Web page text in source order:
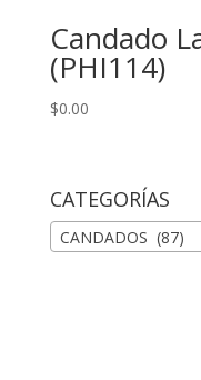
Candado
(PHI114)
$0.00
CATEGORÍAS
CANDADOS (87)